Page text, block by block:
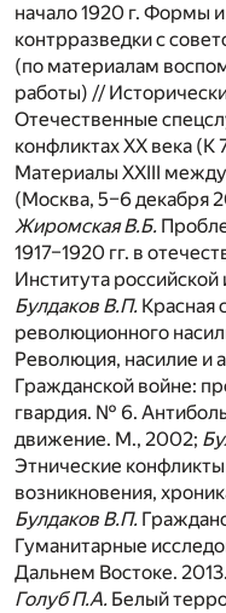
начало 1920 г. Формы
контрразведки с
(по материалам
работы) //
Отечественные
конфликтах ХХ века
Материалы XXIII
(Москва, 5–6 декабря
Жиромская В.Б.
1917–1920 гг. в
Института
Булдаков В.П. Красная
революционного
Революция, насилие и
Гражданской войне:
гвардия. № 6.
движение. М., 2002;
Этнические конфликты
возникновения,
Булдаков В.П.
Гуманитарные
Дальнем Востоке.
Голуб П.А. Белый